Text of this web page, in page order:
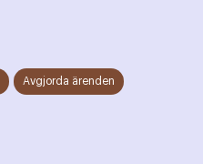
Avgjorda ärenden